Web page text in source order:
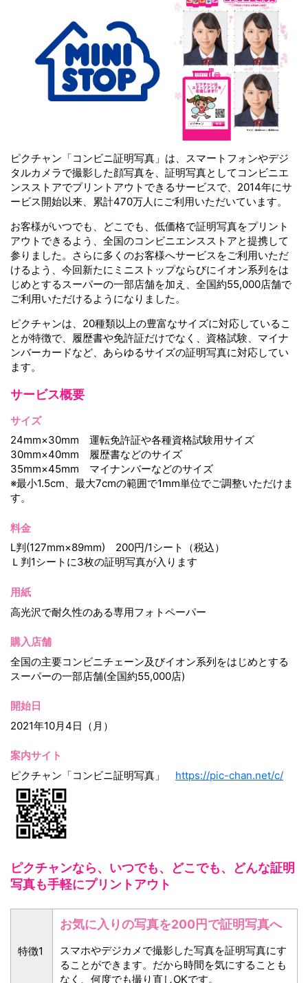
ピクチャン「コンビニ証明写真」は、スマートフォンやデジ
タルカメラで撮影した顔写真を、証明写真としてコンビニエ
ンスストアでプリントアウトできるサービスで、2014年にサ
ービス開始以来、累計470万人にご利用いただいています。
お客様がいつでも、どこでも、低価格で証明写真をプリント
アウトできるよう、全国のコンビニエンスストアと提携して
参りました。さらに多くのお客様へサービスをご利用いただ
けるよう、今回新たにミニストップならびにイオン系列をは
じめとするスーパーの一部店舗を加え、全国約55,000店舗で
ご利用いただけるようになりました。
ピクチャンは、20種類以上の豊富なサイズに対応しているこ
とが特徴で、履歴書や免許証だけでなく、資格試験、マイナ
ンバーカードなど、あらゆるサイズの証明写真に対応してい
ます。
サービス概要
サイズ
24mm×30mm 運転免許証や各種資格試験用サイズ
30mm×40mm 履歴書などのサイズ
35mm×45mm マイナンバーなどのサイズ
※最小1.5cm、最大7cmの範囲で1mm単位でご調整いただけま
す。
料金
L判(127mm×89mm) 200円/1シート（税込）
Ｌ判1シートに3枚の証明写真が入ります
用紙
高光沢で耐久性のある専用フォトペーパー
購入店舗
全国の主要コンビニチェーン及びイオン系列をはじめとする
スーパーの一部店舗(全国約55,000店)
開始日
2021年10月4日（月）
案内サイト
ピクチャン「コンビニ証明写真」 https://pic-chan.net/c/
ピクチャンなら、いつでも、どこでも、どんな証明
写真も手軽にプリントアウト
特徴1
お気に入りの写真を200円で証明写真へ
スマホやデジカメで撮影した写真を証明写真にす
ることができます。だから時間を気にすることも
なく、何度でも撮り直しOKです。